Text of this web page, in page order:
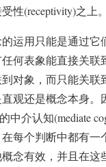
性(receptivity)之上。
用只能是通过它
何表象能直接关联
对象，而只能关联
观还是概念本身。
中介认知(mediate
每个判断中都有一
念有效，并且在这